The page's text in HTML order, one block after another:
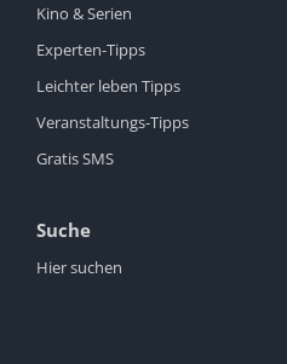
Kino & Serien
Experten-Tipps
Leichter leben Tipps
Veranstaltungs-Tipps
Gratis SMS
Suche
Hier suchen